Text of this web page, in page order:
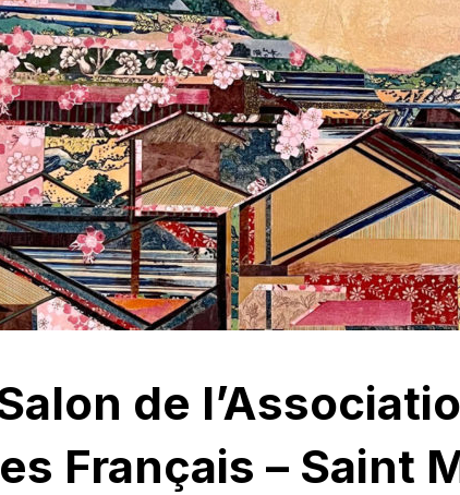
de
Français – Saint